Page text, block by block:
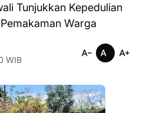
Tunjukkan Kepedulian
Warga
WIB